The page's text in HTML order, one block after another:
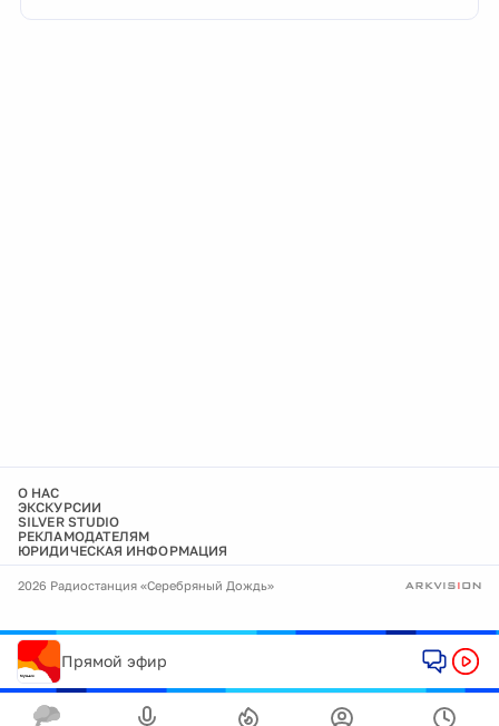
О НАС
ЭКСКУРСИИ
SILVER STUDIO
РЕКЛАМОДАТЕЛЯМ
ЮРИДИЧЕСКАЯ ИНФОРМАЦИЯ
2026 Радиостанция «Серебряный Дождь»
Прямой эфир